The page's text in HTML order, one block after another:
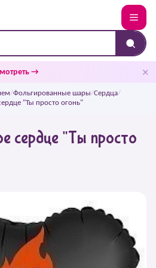
→ ✕
/Фольгированные шары/Сердца/
"Ты просто огонь"
сердце "Ты просто